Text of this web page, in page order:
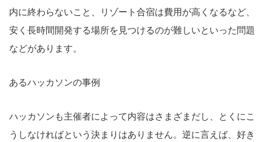
内に終わらないこと、リゾート合宿は費用が高くなるなど、
安く長時間開発する場所を見つけるのが難しいといった問題
などがあります。
あるハッカソンの事例
ハッカソンも主催者によって内容はさまざまだし、とくにこ
うしなければという決まりはありません。逆に言えば、好き